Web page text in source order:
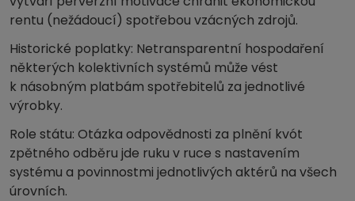
rentu (nežádoucí) spotřebou vzácných zdrojů.
Historické poplatky: Netransparentní hospodaření
některých kolektivních systémů může vést
k násobným platbám spotřebitelů za jednotlivé
výrobky.
Role státu: Otázka odpovědnosti za plnění kvót
zpětného odběru jde ruku v ruce s nastavením
systému a povinnostmi jednotlivých aktérů na všech
úrovních.